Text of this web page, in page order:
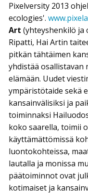
Pixelversity 2013
ecologies'.
Art (yhteyshenkilö ja
Ripatti, Hai Artin
pitkän tähtäimen
yhdistää osallistavan
elämään. Uudet
ympäristötaide sekä
kansainvälisiksi ja
toiminnaksi
koko saarella, toimii
käyttämättömissä
luontokohteissa,
lautalla ja monissa
päätoiminnot ovat
kotimaiset ja